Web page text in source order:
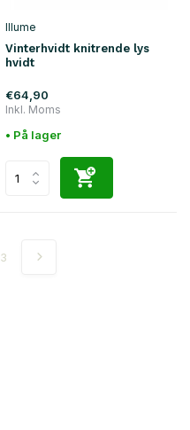
Illume
Vinterhvidt knitrende lys
hvidt
€64,90
Inkl. Moms
• På lager
3